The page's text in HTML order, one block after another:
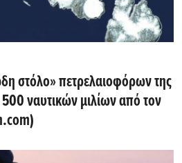
στόλο» πετρελαιοφόρων της
ναυτικών μιλίων από τον